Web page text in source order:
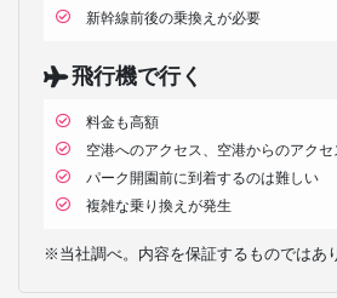
新幹線前後の乗換えが必要
飛行機で行く
料金も高額
空港へのアクセス、空港からのアクセ
パーク開園前に到着するのは難しい
複雑な乗り換えが発生
※当社調べ。内容を保証するものではあ